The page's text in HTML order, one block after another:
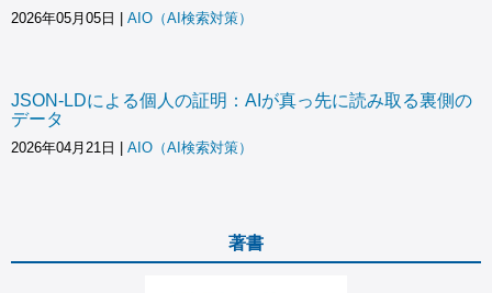
2026年05月05日 | AIO（AI検索対策）
JSON-LDによる個人の証明：AIが真っ先に読み取る裏側の
データ
2026年04月21日 | AIO（AI検索対策）
著書